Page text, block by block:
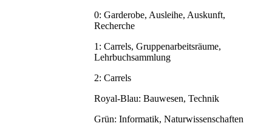
0: Garderobe, Ausleihe, Auskunft,
Recherche
1: Carrels, Gruppenarbeitsräume,
Lehrbuchsammlung
2: Carrels
Royal-Blau: Bauwesen, Technik
Grün: Informatik, Naturwissenschaften